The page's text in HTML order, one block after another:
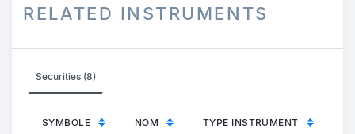
RELATED INSTRUMENTS
Securities (8)
SYMBOLE NOM TYPE INSTRUMENT